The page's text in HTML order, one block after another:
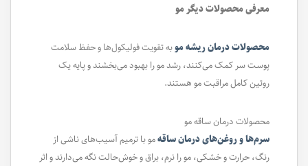
معرفی محصولات دیگر مو
محصولات درمان ریشه موبه تقویت فولیکول‌ها و حفظ سلامت
پوست سر کمک می‌کنند، رشد مو را بهبود می‌بخشند و پایه یک
روتین کامل مراقبت مو هستند.
محصولات درمان ساقه مو
سرم‌ها و روغن‌های درمان ساقهمو با ترمیم آسیب‌های ناشی از
رنگ، حرارت و خشکی، مو را نرم، براق و خوش‌حالت نگه می‌دارند و اثر